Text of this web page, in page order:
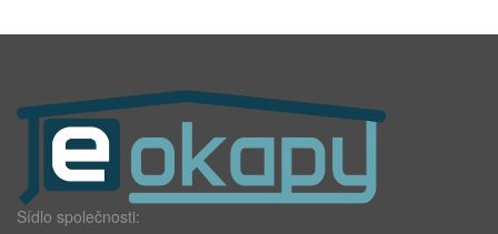
Sídlo společnosti: